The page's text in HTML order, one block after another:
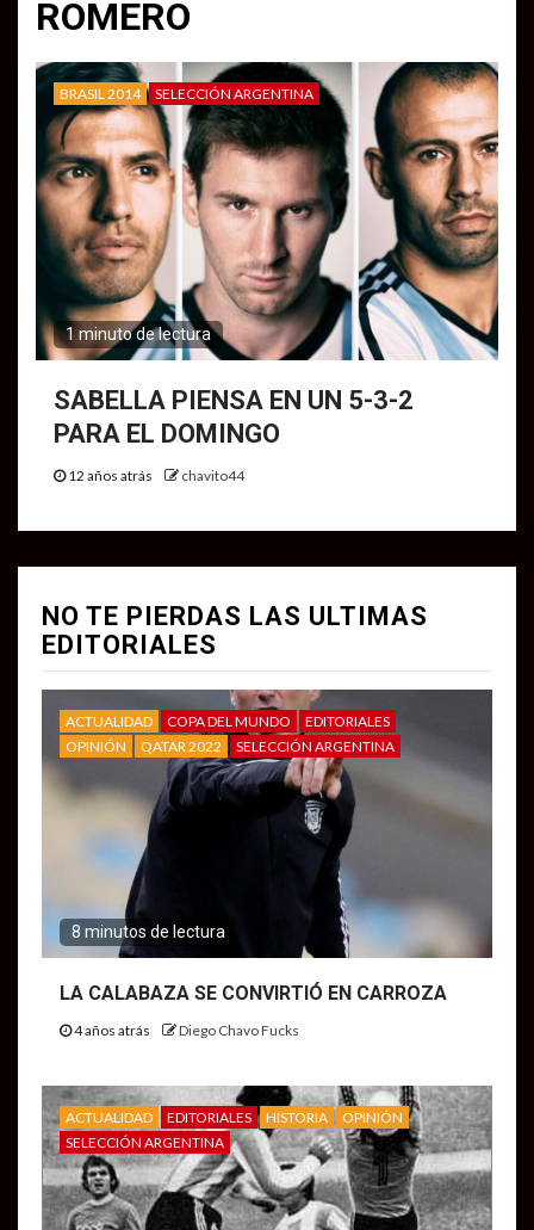
ROMERO
BRASIL 2014 SELECCIÓN ARGENTINA
1 minuto de lectura
SABELLA PIENSA EN UN 5-3-2
PARA EL DOMINGO
12 años atrás chavito44
NO TE PIERDAS LAS ULTIMAS
EDITORIALES
ACTUALIDAD COPA DEL MUNDO
EDITORIALES
OPINIÓN
QATAR 2022 SELECCIÓN ARGENTINA
8 minutos de lectura
LA CALABAZA SE CONVIRTIÓ EN CARROZA
4 años atrás Diego Chavo Fucks
ACTUALIDAD EDITORIALES HISTORIA
OPINIÓN
SELECCIÓN ARGENTINA